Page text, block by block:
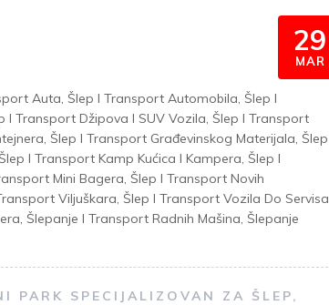
29
MAR
Auta, Šlep I Transport Automobila, Šlep I
I Transport Džipova I SUV Vozila, Šlep I Transport
, Šlep I Transport Građevinskog Materijala, Šlep
Šlep I Transport Kamp Kućica I Kampera, Šlep I
Mini Bagera, Šlep I Transport Novih
Viljuškara, Šlep I Transport Vozila Do Servisa
, Šlepanje I Transport Radnih Mašina, Šlepanje
PARK SPECIJALIZOVAN ZA ŠLEP,